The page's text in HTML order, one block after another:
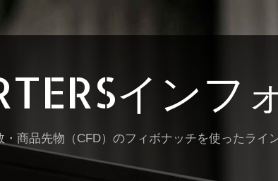
インフ
・商品先物（CFD）のフィボナッチを使ったライ